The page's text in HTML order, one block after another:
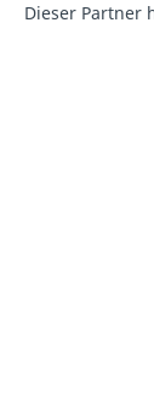
Dieser Partner